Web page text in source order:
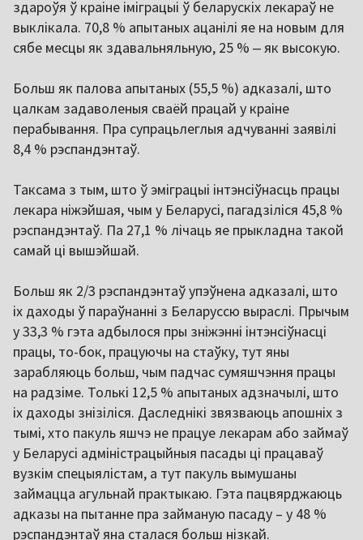
здароўя ў краіне іміграцыі ў беларускіх лекараў не
выклікала. 70,8 % апытаных ацанілі яе на новым для
сябе месцы як здавальняльную, 25 % ‒ як высокую.
Больш як палова апытаных (55,5 %) адказалі, што
цалкам задаволеныя сваёй працай у краіне
перабывання. Пра супрацьлеглыя адчуванні заявілі
8,4 % рэспандэнтаў.
Таксама з тым, што ў эміграцыі інтэнсіўнасць працы
лекара ніжэйшая, чым у Беларусі, пагадзіліся 45,8 %
рэспандэнтаў. Па 27,1 % лічаць яе прыкладна такой
самай ці вышэйшай.
Больш як 2/3 рэспандэнтаў упэўнена адказалі, што
іх даходы ў параўнанні з Беларуссю выраслі. Прычым
у 33,3 % гэта адбылося пры зніжэнні інтэнсіўнасці
працы, то-бок, працуючы на стаўку, тут яны
зарабляюць больш, чым падчас сумяшчэння працы
на радзіме. Толькі 12,5 % апытаных адзначылі, што
іх даходы знізіліся. Даследнікі звязваюць апошніх з
тымі, хто пакуль яшчэ не працуе лекарам або займаў
у Беларусі адміністрацыйныя пасады ці працаваў
вузкім спецыялістам, а тут пакуль вымушаны
займацца агульнай практыкаю. Гэта пацвярджаюць
адказы на пытанне пра займаную пасаду – у 48 %
рэспандэнтаў яна сталася больш нізкай.